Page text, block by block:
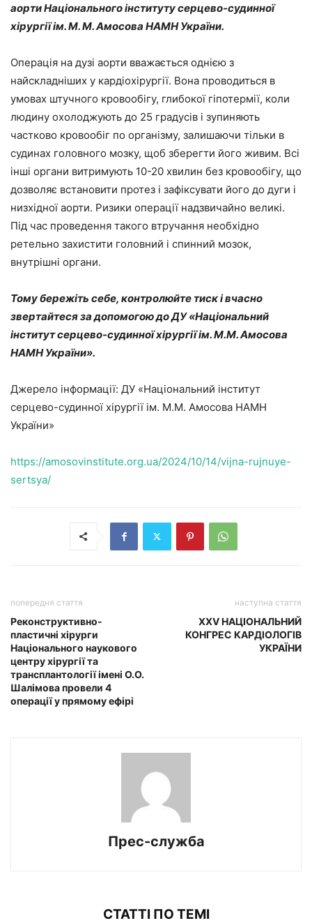
аорти Національного інституту серцево-судинної
хірургії ім. М. М. Амосова НАМН України.
Операція на дузі аорти вважається однією з
найскладніших у кардіохірургії. Вона проводиться в
умовах штучного кровообігу, глибокої гіпотермії, коли
людину охолоджують до 25 градусів і зупиняють
частково кровообіг по організму, залишаючи тільки в
судинах головного мозку, щоб зберегти його живим. Всі
інші органи витримують 10-20 хвилин без кровообігу, що
дозволяє встановити протез і зафіксувати його до дуги і
низхідної аорти. Ризики операції надзвичайно великі.
Під час проведення такого втручання необхідно
ретельно захистити головний і спинний мозок,
внутрішні органи.
Тому бережіть себе, контролюйте тиск і вчасно
звертайтеся за допомогою до ДУ «Національний
інститут серцево-судинної хірургії ім. М.М. Амосова
НАМН України».
Джерело інформації: ДУ «Національний інститут
серцево-судинної хірургії ім. М.М. Амосова НАМН
України»
https://amosovinstitute.org.ua/2024/10/14/vijna-rujnuye-
sertsya/
попередня стаття
Реконструктивно-
пластичні хірурги
Національного наукового
центру хірургії та
трансплантології імені О.О.
Шалімова провели 4
операції у прямому ефірі
наступна стаття
XXV НАЦІОНАЛЬНИЙ
КОНГРЕС КАРДІОЛОГІВ
УКРАЇНИ
Прес-служба
СТАТТІ ПО ТЕМІ